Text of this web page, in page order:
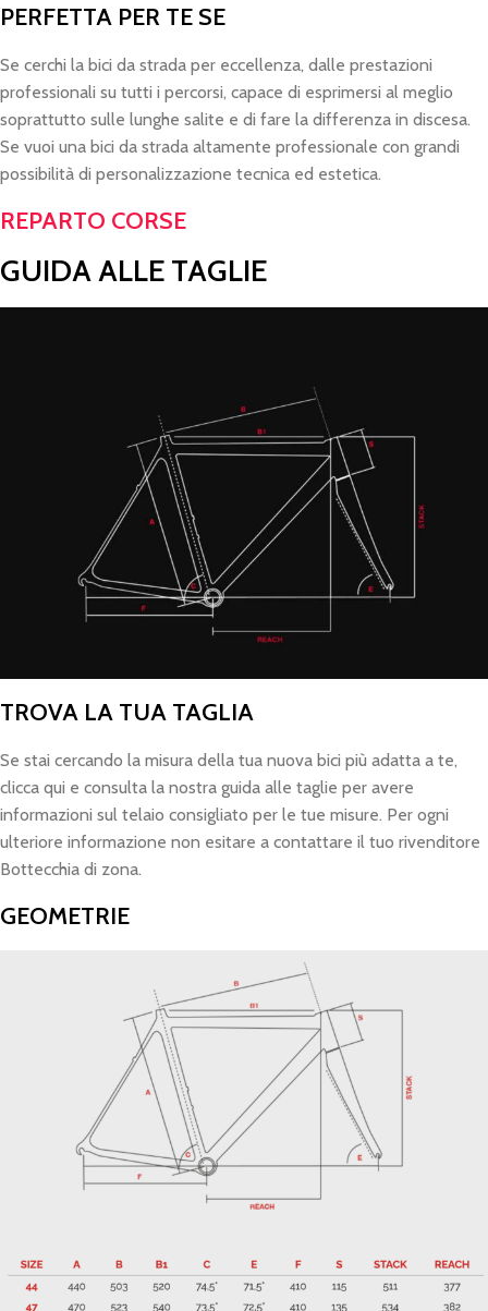
PERFETTA PER TE SE
Se cerchi la bici da strada per eccellenza, dalle prestazioni
professionali su tutti i percorsi, capace di esprimersi al meglio
soprattutto sulle lunghe salite e di fare la differenza in discesa.
Se vuoi una bici da strada altamente professionale con grandi
possibilità di personalizzazione tecnica ed estetica.
REPARTO CORSE
GUIDA ALLE TAGLIE
TROVA LA TUA TAGLIA
Se stai cercando la misura della tua nuova bici più adatta a te,
clicca qui e consulta la nostra guida alle taglie per avere
informazioni sul telaio consigliato per le tue misure. Per ogni
ulteriore informazione non esitare a contattare il tuo rivenditore
Bottecchia di zona.
GEOMETRIE